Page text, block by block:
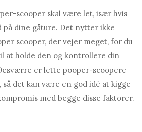
scooper skal være let, især hvis
på dine gåture. Det nytter ikke
scooper, der vejer meget, for du
at holde den og kontrollere din
er lette pooper-scoopere
så det kan være en god idé at kigge
med begge disse faktorer.